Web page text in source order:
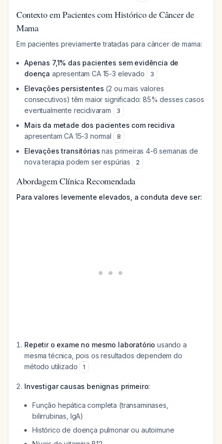
Contexto em Pacientes com Histórico de Câncer de
Mama
Em pacientes previamente tratadas para câncer de mama:
Apenas 7,1% das pacientes sem evidência de
doença apresentam CA 15-3 elevado 3
Elevações persistentes (2 ou mais valores
consecutivos) têm maior significado: 85% desses casos
eventualmente recidivaram
3
Mais da metade dos pacientes com recidiva
apresentam CA 15-3 normal
8
Elevações transitórias nas primeiras 4-6 semanas de
nova terapia podem ser espúrias
2
Abordagem Clínica Recomendada
Para valores levemente elevados, a conduta deve ser:
Repetir o exame no mesmo laboratório usando a
mesma técnica, pois os resultados dependem do
método utilizado
1
Investigar causas benignas primeiro:
Função hepática completa (transaminases,
bilirrubinas, IgA)
Histórico de doença pulmonar ou autoimune